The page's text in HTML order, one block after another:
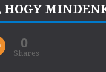
HOGY
0
Shares